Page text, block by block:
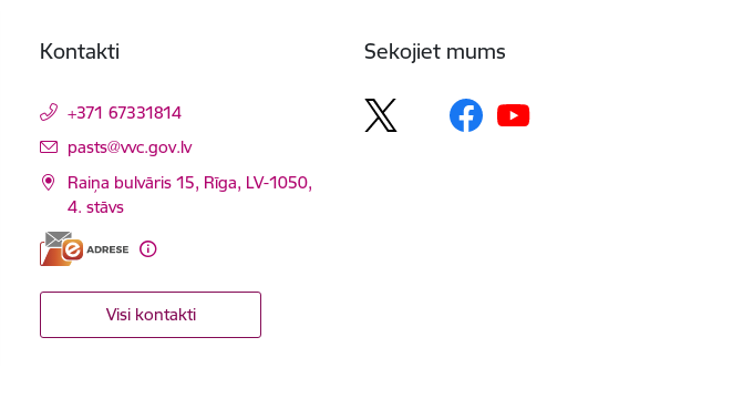
Kontakti
+371 67331814
E-pasts:
pasts@vvc.gov.lv
Raiņa bulvāris 15, Rīga, LV-1050,
4. stāvs
Visi kontakti
Sekojiet mums